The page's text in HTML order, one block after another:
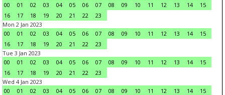
00
01 02 03 04 05 06 07 08 09 10 11 12 13 14
15
16
17 18 19 20 21 22
23
Mon 2 Jan 2023
00
01 02 03 04 05 06 07 08 09 10 11 12 13 14
15
16
17 18 19 20 21 22
23
Tue 3 Jan 2023
00
01 02 03 04 05 06 07 08 09 10 11 12 13 14
15
16
17 18 19 20 21 22
23
Wed 4 Jan 2023
00
01 02 03 04 05 06 07 08 09 10 11 12 13 14
15